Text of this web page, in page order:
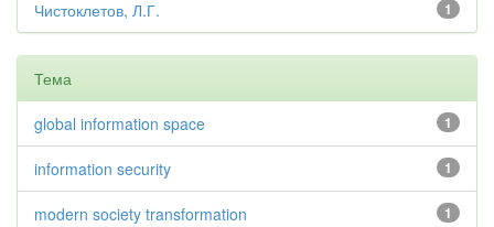
1
Чистоклетов, Л.Г.
Тема
1
global information space
1
information security
1
modern society transformation